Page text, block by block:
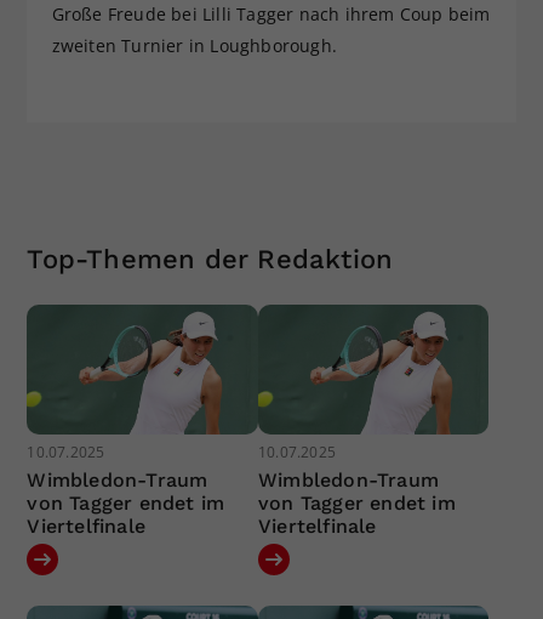
Große Freude bei Lilli Tagger nach ihrem Coup beim
zweiten Turnier in Loughborough.
Top-Themen der Redaktion
10.07.2025
Wimbledon-Traum
von Tagger endet im
Viertelfinale
10.07.2025
Wimbledon-Traum
von Tagger endet im
Viertelfinale